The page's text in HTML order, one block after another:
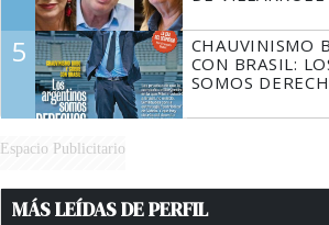
5
CHAUVINISMO
CON BRASIL:
SOMOS
Espacio Publicitario
MÁS LEÍDAS DE PERFIL